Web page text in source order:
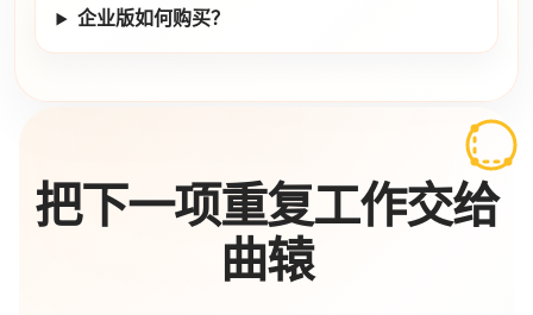
企业版如何购买？
把下一项重复工作交给
曲辕